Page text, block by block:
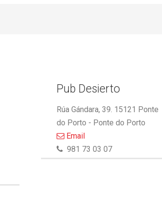
Pub Desierto
Rúa Gándara, 39. 15121 Ponte
do Porto - Ponte do Porto
Email
981 73 03 07